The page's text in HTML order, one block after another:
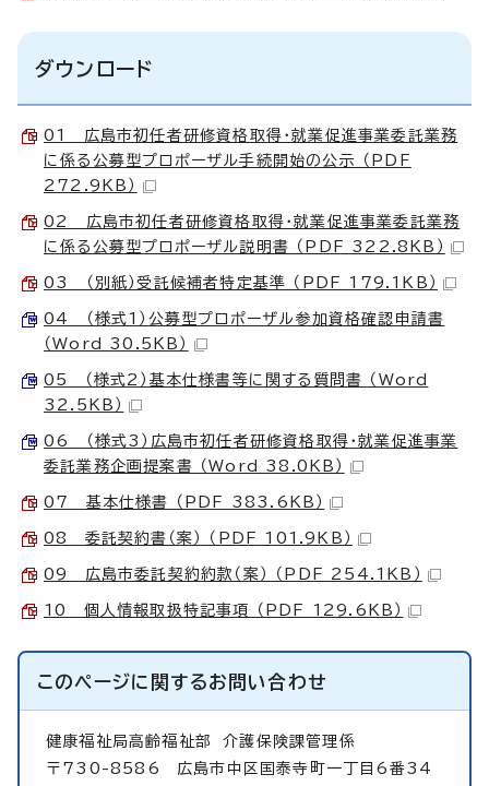
ダウンロード
01 広島市初任者研修資格取得・就業促進事業委託業務
に係る公募型プロポーザル手続開始の公示 （PDF
272.9KB）
02 広島市初任者研修資格取得・就業促進事業委託業務
に係る公募型プロポーザル説明書 （PDF 322.8KB）
03 （別紙）受託候補者特定基準 （PDF 179.1KB）
04 （様式1）公募型プロポーザル参加資格確認申請書
（Word 30.5KB）
05 （様式2）基本仕様書等に関する質問書 （Word
32.5KB）
06 （様式3）広島市初任者研修資格取得・就業促進事業
委託業務企画提案書 （Word 38.0KB）
07 基本仕様書 （PDF 383.6KB）
08 委託契約書（案） （PDF 101.9KB）
09 広島市委託契約約款（案） （PDF 254.1KB）
10 個人情報取扱特記事項 （PDF 129.6KB）
このページに関するお問い合わせ
健康福祉局高齢福祉部介護保険課管理係
〒730-8586 広島市中区国泰寺町一丁目6番34